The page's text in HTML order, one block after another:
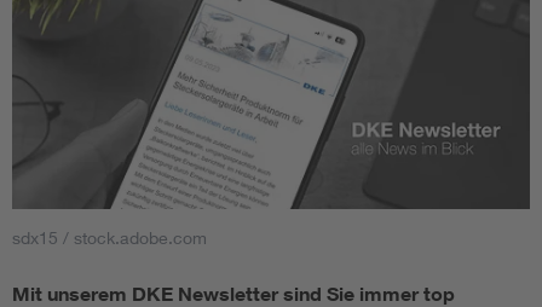
sdx15 / stock.adobe.com
Mit unserem DKE Newsletter sind Sie immer top